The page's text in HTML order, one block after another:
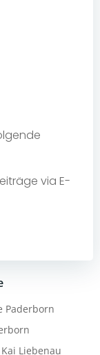
via E-
Paderborn
Liebenau